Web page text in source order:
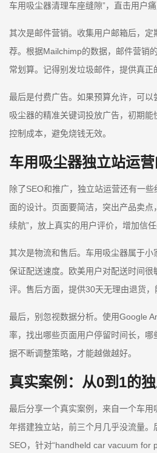
车用吸尘器清理车座缝隙”，直击用户痛
其次是邮件营销。收集用户邮箱后，定
荐。根据Mailchimp的数据，邮件营销
常划算。记得别发垃圾邮件，提供真正
最后是付费广告。如果预算允许，可以
吸尘器的精准关键词投放广告，初期
控制成本，避免烧钱无效。
车用吸尘器独立站运
除了SEO和推广，独立站运营还有一
面的设计。页面要简洁，突出产品卖点
续航”，放上真实的用户评价，增加信任
其次是物流和售后。车用吸尘器属于小
保证配送速度。欧美用户对配送时间
评。售后方面，提供30天无理由退货，
最后，别忽视数据分析。使用Google
率，找出哪些页面用户停留时间长，
据不断调整策略，才能越做越好。
真实案例：从0到1的
最后分享一个真实案例，来自一个车
年搭建独立站，前三个月几乎没流量。
SEO，针对“handheld car vacuum for